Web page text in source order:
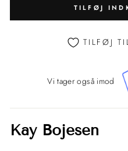
TILFØJ
TILFØJ
Vi tager også imod
Kay Bojesen